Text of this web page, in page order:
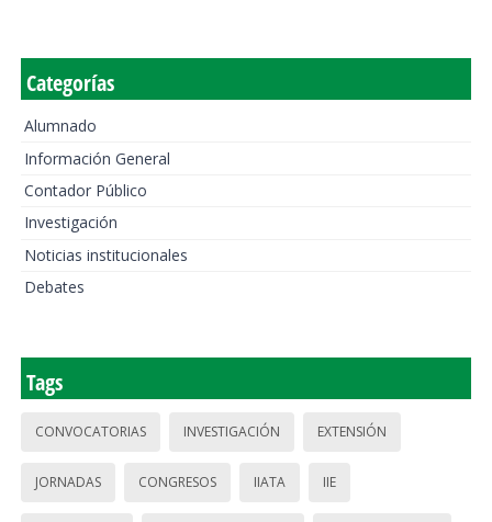
Categorías
Alumnado
Información General
Contador Público
Investigación
Noticias institucionales
Debates
Tags
CONVOCATORIAS INVESTIGACIÓN EXTENSIÓN
JORNADAS CONGRESOS IIATA IIE